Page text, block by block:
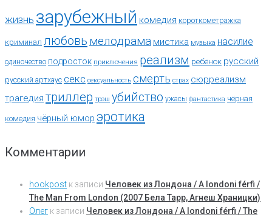
жизнь зарубежный комедия короткометражка
криминал любовь мелодрама мистика музыка насилие
одиночество подросток приключения реализм ребёнок русский
русский артхаус секс сексуальность смерть страх сюрреализм
трагедия триллер трэш убийство ужасы фантастика чёрная
комедия чёрный юмор эротика
Комментарии
hookpost к записи Человек из Лондона / A londoni férfi /
The Man From London (2007 Бела Тарр, Агнеш Храницки)
Олег к записи Человек из Лондона / A londoni férfi / The